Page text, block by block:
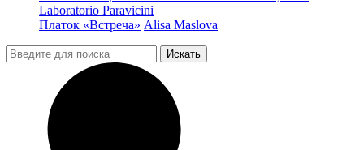
Laboratorio Paravicini
Платок «Встреча» Alisa Maslova